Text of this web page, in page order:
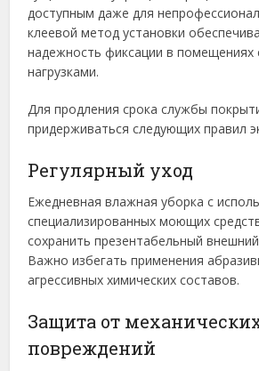
доступным даже для
клеевой метод установки
надежность фиксации в помещениях
нагрузками.
Для продления срока службы
придерживаться следующих правил
Регулярный уход
Ежедневная влажная уборка с
специализированных моющих
сохранить презентабельный
Важно избегать применения
агрессивных химических составов.
Защита от
повреждений